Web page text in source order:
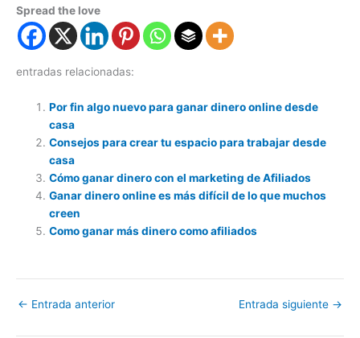
Spread the love
entradas relacionadas:
Por fin algo nuevo para ganar dinero online desde
casa
Consejos para crear tu espacio para trabajar desde
casa
Cómo ganar dinero con el marketing de Afiliados
Ganar dinero online es más difícil de lo que muchos
creen
Como ganar más dinero como afiliados
← Entrada anterior Entrada siguiente →